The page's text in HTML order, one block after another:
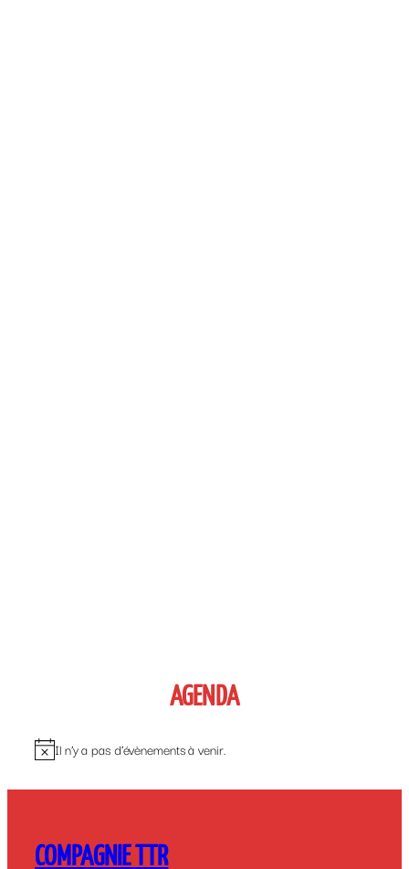
AGENDA
NoticeIl n’y a pas d’évènements à venir.
COMPAGNIE TTR